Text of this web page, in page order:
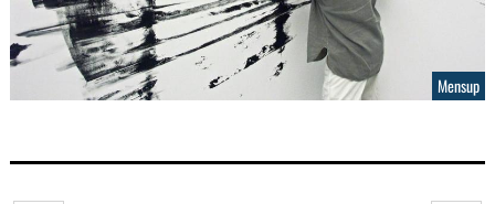
Mensup